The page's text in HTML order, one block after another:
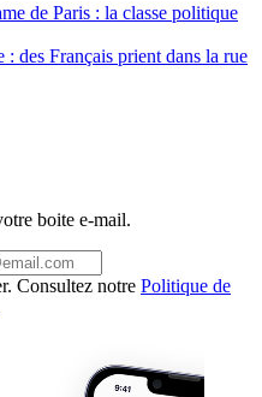
de Paris : la classe politique
des Français prient dans la rue
boite e-mail.
Consultez notre Politique de